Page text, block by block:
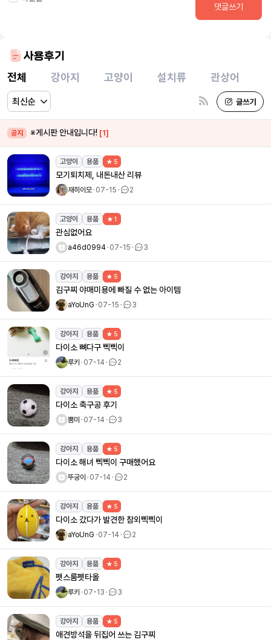
댓글쓰기
사용후기
전체
강아지 고양이 설치류 관상어
공지 ※게시판 안내입니다! [1]
고양이 용품 ★ 5
모기퇴치제, 내돈내산 리뷰
재히이모ㆍ07-15ㆍ 2
고양이 용품 ★ 1
관심없어요
a46d0994ㆍ07-15ㆍ 3
강아지 용품 ★ 5
김구찌 야매미용에 빠질 수 없는 아이템
aYoUnGㆍ07-15ㆍ 3
강아지 용품 ★ 5
다이소 뼈다구 삑삑이
루키ㆍ07-14ㆍ 2
강아지 용품 ★ 5
다이소 축구공 후기
뿜미ㆍ07-14ㆍ 3
강아지 용품 ★ 5
다이소 해녀 삑삑이 구매했어요
뚜궁이ㆍ07-14ㆍ 2
강아지 용품 ★ 5
다이소 갔다가 발견한 참외삑삑이
aYoUnGㆍ07-14ㆍ 2
강아지 용품 ★ 5
펫스룸펫타올
루키ㆍ07-13ㆍ 3
강아지 용품 ★ 5
애견방석을 뒤집어 쓰는 김구찌